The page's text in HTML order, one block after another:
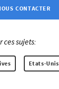
CONTACTER
ces sujets:
Etats-Unis